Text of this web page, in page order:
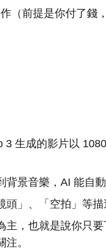
（前提是你付了錢
3 生成的影片以
背景音樂，AI 能自
頭」、「空拍」等
主，也就是說你只
。